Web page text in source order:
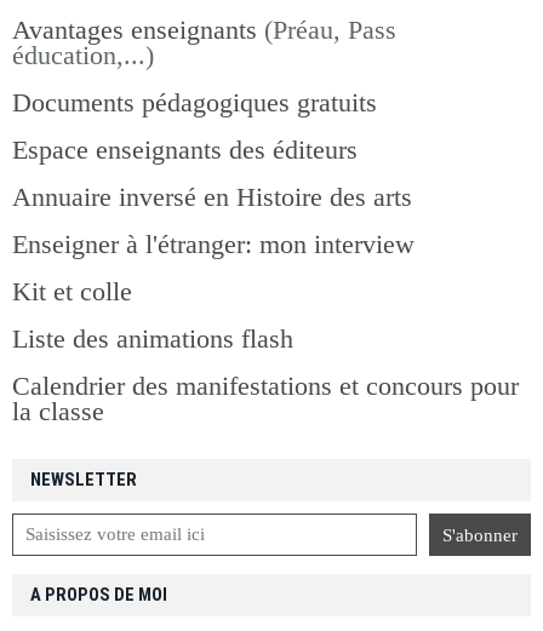
NEWSLETTER
Avantages enseignants (Préau, Pass
éducation,...)
Documents pédagogiques gratuits
Espace enseignants des éditeurs
Annuaire inversé en Histoire des arts
Enseigner à l'étranger: mon interview
Kit et colle
Liste des animations flash
Calendrier des manifestations et concours pour
la classe
A PROPOS DE MOI